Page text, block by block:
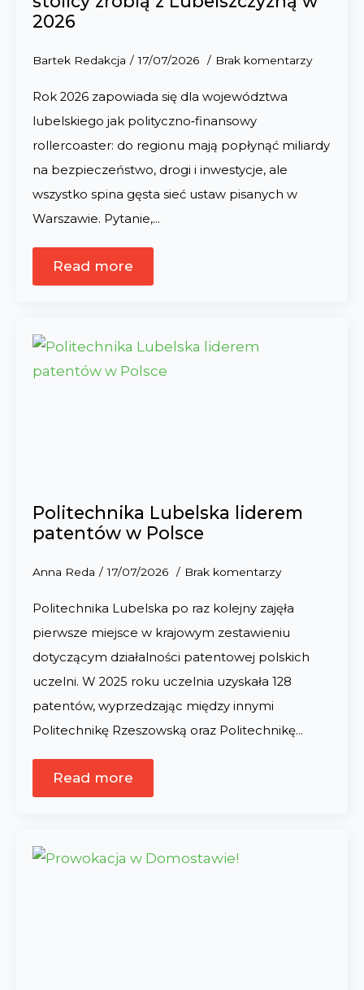
2026
Bartek Redakcja 17/07/2026 Brak komentarzy
Rok 2026 zapowiada się dla województwa
lubelskiego jak polityczno‑finansowy
rollercoaster: do regionu mają popłynąć miliardy
na bezpieczeństwo, drogi i inwestycje, ale
wszystko spina gęsta sieć ustaw pisanych w
Warszawie. Pytanie,…
Read more
Politechnika Lubelska liderem
patentów w Polsce
Anna Reda 17/07/2026 Brak komentarzy
Politechnika Lubelska po raz kolejny zajęła
pierwsze miejsce w krajowym zestawieniu
dotyczącym działalności patentowej polskich
uczelni. W 2025 roku uczelnia uzyskała 128
patentów, wyprzedzając między innymi
Politechnikę Rzeszowską oraz Politechnikę…
Read more